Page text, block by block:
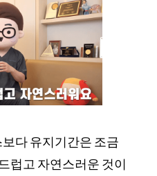
다 유지기간은 조금
럽고 자연스러운 것이